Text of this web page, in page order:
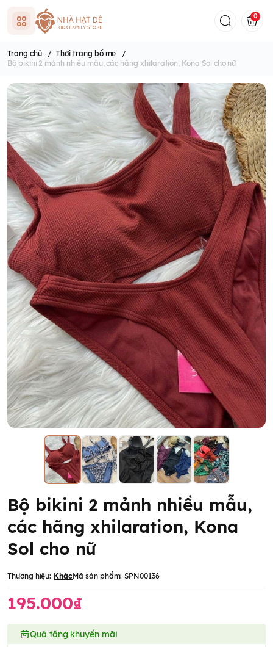
0
Trang chủ / Thời trang bố mẹ
/
Bộ bikini 2 mảnh nhiều mẫu, các hãng xhilaration, Kona Sol cho nữ
Bộ bikini 2 mảnh nhiều mẫu,
các hãng xhilaration, Kona
Sol cho nữ
Thương hiệu: KhácMã sản phẩm: SPN00136
195.000₫
Quà tặng khuyến mãi